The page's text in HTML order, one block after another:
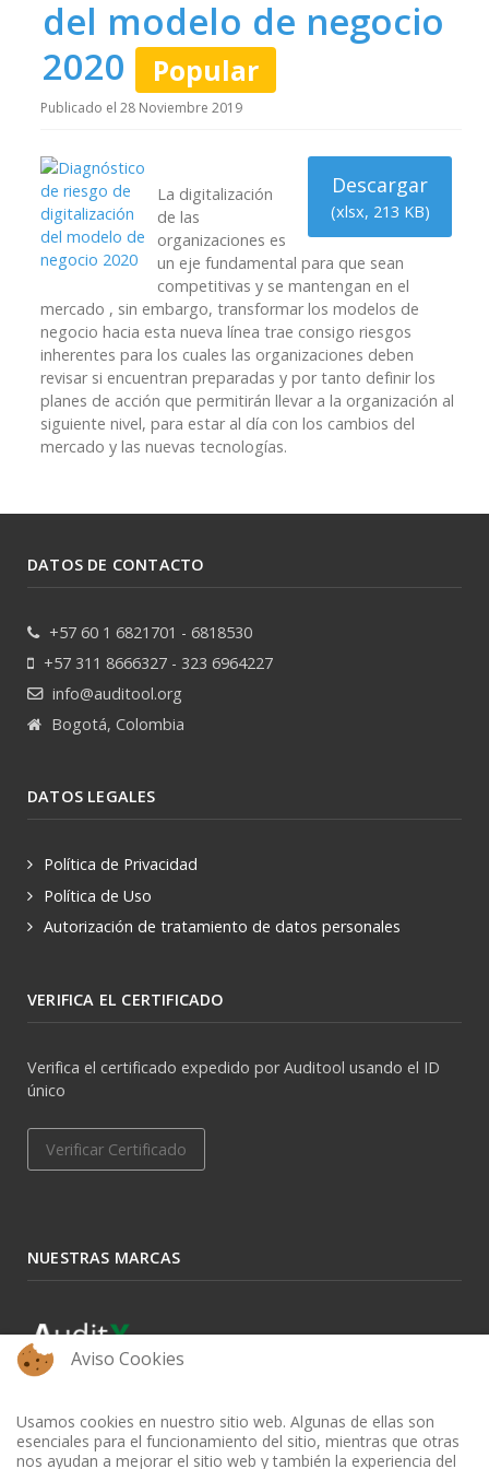
r
e
a
d
s
h
e
e
t
del modelo de negocio
2020
Popular
Publicado el 28 Noviembre 2019
Descargar
(xlsx, 213 KB)
La digitalización
de las
organizaciones es
un eje fundamental para que sean
competitivas y se mantengan en el
mercado , sin embargo, transformar los modelos de
negocio hacia esta nueva línea trae consigo riesgos
inherentes para los cuales las organizaciones deben
revisar si encuentran preparadas y por tanto definir los
planes de acción que permitirán llevar a la organización al
siguiente nivel, para estar al día con los cambios del
mercado y las nuevas tecnologías.
DATOS DE CONTACTO
+57 60 1 6821701 - 6818530
+57 311 8666327 - 323 6964227
info@auditool.org
Bogotá, Colombia
DATOS LEGALES
Política de Privacidad
Política de Uso
Autorización de tratamiento de datos personales
VERIFICA EL CERTIFICADO
Verifica el certificado expedido por Auditool usando el ID
único
Verificar Certificado
NUESTRAS MARCAS
Aviso Cookies
Usamos cookies en nuestro sitio web. Algunas de ellas son
esenciales para el funcionamiento del sitio, mientras que otras
nos ayudan a mejorar el sitio web y también la experiencia del